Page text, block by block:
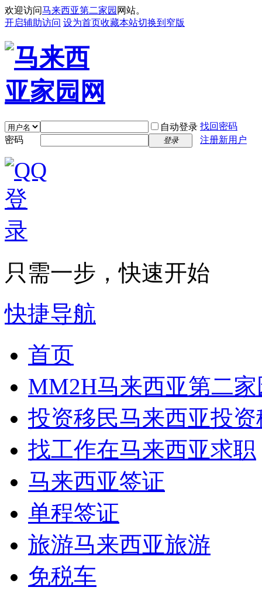
欢迎访问马来西亚第二家园 网站。
开启辅助访问 设为首页收藏本站切换到窄版
自动登录 找回密码
密码
登录 注册新用户
只需一步，快速开始
快捷导航
首页
MM2H马来西亚第二家
投资移民马来西亚投资
找工作在马来西亚求职
马来西亚签证
单程签证
旅游马来西亚旅游
免税车